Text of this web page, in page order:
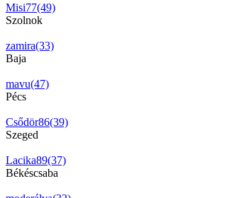
Misi77(49)
Szolnok
zamira(33)
Baja
mavu(47)
Pécs
Csődör86(39)
Szeged
Lacika89(37)
Békéscsaba